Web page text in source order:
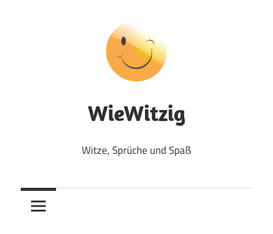
WieWitzig
Witze, Sprüche und Spaß